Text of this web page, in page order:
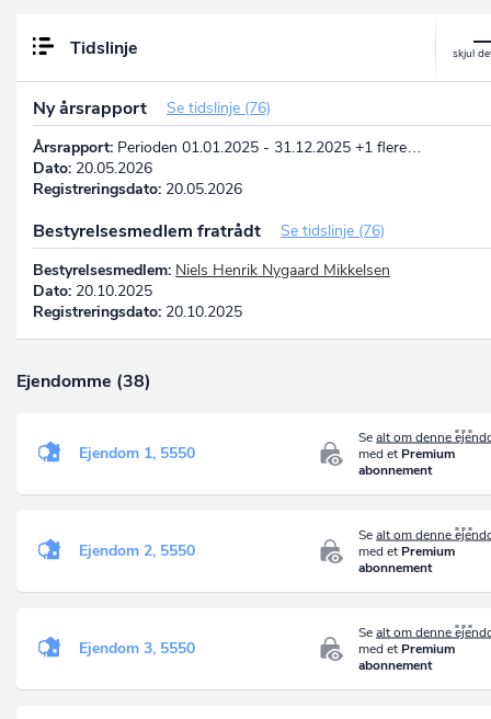
Tidslinje
Ny årsrapport
Se tidslinje (76)
Årsrapport: Perioden 01.01.2025 - 31.12.2025 +1 flere…
Dato: 20.05.2026
Registreringsdato: 20.05.2026
Bestyrelsesmedlem fratrådt
Se tidslinje (76)
Bestyrelsesmedlem: Niels Henrik Nygaard Mikkelsen
Dato: 20.10.2025
Registreringsdato: 20.10.2025
Ejendomme (38)
Sealt om denne
med et Premium
abonnement
Ejendom 1, 5550
Sealt om denne
med et Premium
abonnement
Ejendom 2, 5550
Sealt om denne
med et Premium
abonnement
Ejendom 3, 5550